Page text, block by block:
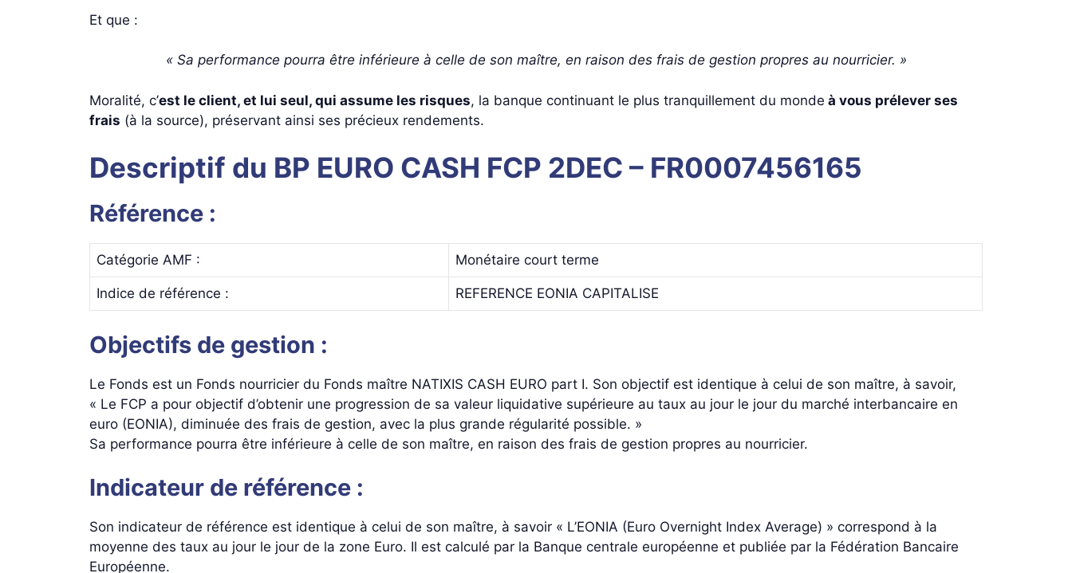
Et que :
« Sa performance pourra être inférieure à celle de son maître, en raison des frais de gestion propres au nourricier. »
Moralité, c’est le client, et lui seul, qui assume les risques, la banque continuant le plus tranquillement du monde à vous prélever ses
frais (à la source), préservant ainsi ses précieux rendements.
Descriptif du BP EURO CASH FCP 2DEC – FR0007456165
Référence :
Catégorie AMF : Monétaire court terme
Indice de référence : REFERENCE EONIA CAPITALISE
Objectifs de gestion :
Le Fonds est un Fonds nourricier du Fonds maître NATIXIS CASH EURO part I. Son objectif est identique à celui de son maître, à savoir,
« Le FCP a pour objectif d’obtenir une progression de sa valeur liquidative supérieure au taux au jour le jour du marché interbancaire en
euro (EONIA), diminuée des frais de gestion, avec la plus grande régularité possible. »
Sa performance pourra être inférieure à celle de son maître, en raison des frais de gestion propres au nourricier.
Indicateur de référence :
Son indicateur de référence est identique à celui de son maître, à savoir « L’EONIA (Euro Overnight Index Average) » correspond à la
moyenne des taux au jour le jour de la zone Euro. Il est calculé par la Banque centrale européenne et publiée par la Fédération Bancaire
Européenne.